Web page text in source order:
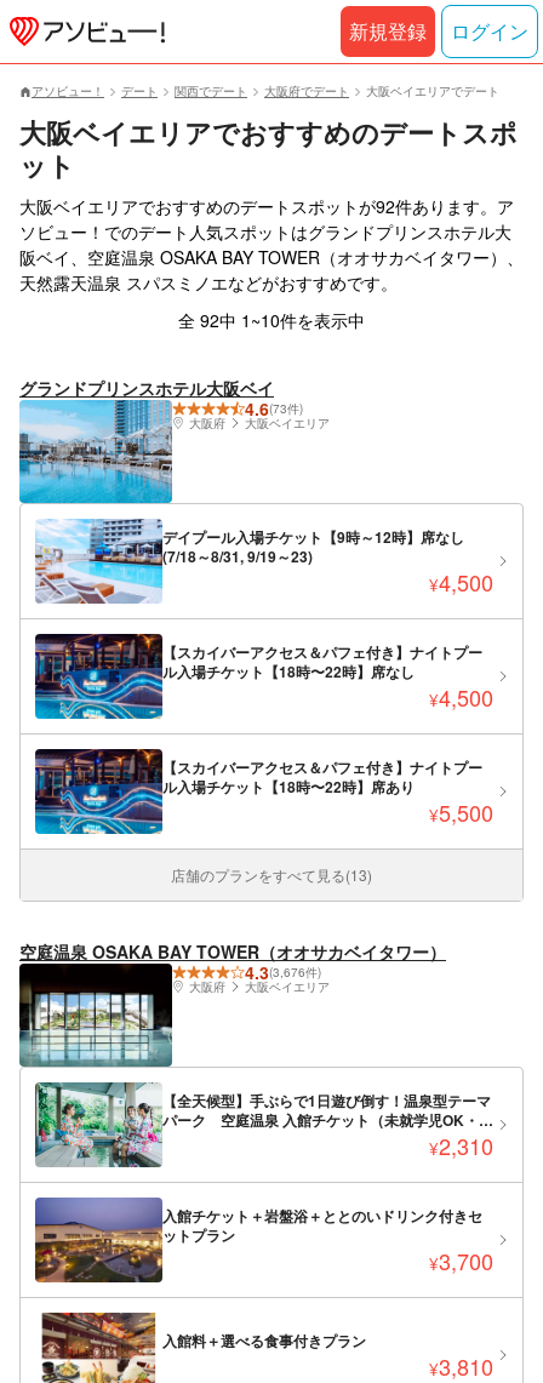
アソビュー！ デート 関西でデート 大阪府でデート 大阪ベイエリアでデート
大阪ベイエリアでおすすめのデートスポ
ット
大阪ベイエリアでおすすめのデートスポットが92件あります。ア
ソビュー！でのデート人気スポットはグランドプリンスホテル大
阪ベイ、空庭温泉 OSAKA BAY TOWER（オオサカベイタワー）、
天然露天温泉 スパスミノエなどがおすすめです。
全 92中 1~10件を表示中
グランドプリンスホテル大阪ベイ
4.6(73件)
大阪府
大阪ベイエリア
デイプール入場チケット【9時～12時】席なし
(7/18～8/31, 9/19～23)
¥4,500
【スカイバーアクセス＆パフェ付き】ナイトプー
ル入場チケット【18時〜22時】席なし
¥4,500
【スカイバーアクセス＆パフェ付き】ナイトプー
ル入場チケット【18時〜22時】席あり
¥5,500
店舗のプランをすべて見る(13)
空庭温泉 OSAKA BAY TOWER（オオサカベイタワー）
4.3(3,676件)
大阪府
大阪ベイエリア
【全天候型】手ぶらで1日遊び倒す！温泉型テーマ
パーク 空庭温泉 入館チケット（未就学児OK・縁
¥2,310
入館チケット＋岩盤浴＋ととのいドリンク付きセ
ットプラン
¥3,700
入館料＋選べる食事付きプラン
¥3,810
新規登録 ログイン